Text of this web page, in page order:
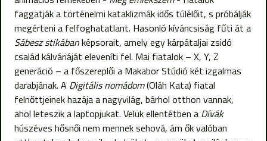
faggatják a történelmi kataklizmák idős túlélőit, s próbálják
megérteni a felfoghatatlant. Hasonló kíváncsiság fűti át a
Sábesz stikábanképsorait, amely egy kárpátaljai zsidó
család kálváriáját eleveníti fel. Mai fiatalok – X, Y, Z
generáció – a főszereplői a Makabor Stúdió két izgalmas
darabjának. A Digitális nomádom(Oláh Kata) fiatal
felnőttjeinek hazája a nagyvilág, bárhol otthon vannak,
ahol leteszik a laptopjukat. Velük ellentétben a Dívák
húszéves hősnői nem mennek sehová, ám ők valóban